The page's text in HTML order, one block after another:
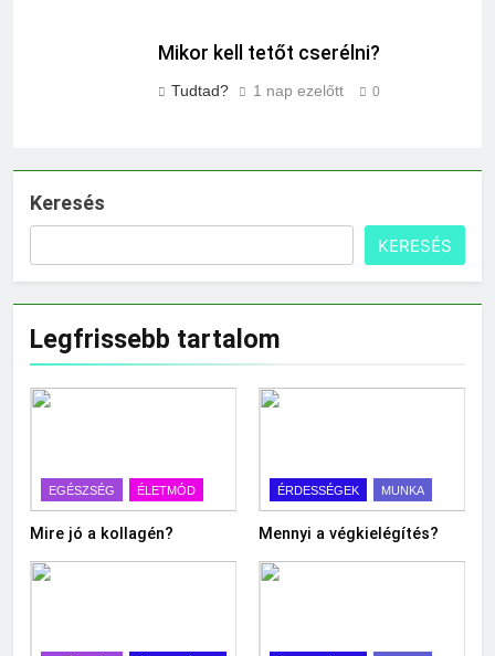
Mikor kell tetőt cserélni?
Tudtad? 1 nap ezelőtt 0
Keresés
KERESÉS
Legfrissebb tartalom
EGÉSZSÉG ÉLETMÓD
Mire jó a kollagén?
ÉRDESSÉGEK MUNKA
Mennyi a végkielégítés?